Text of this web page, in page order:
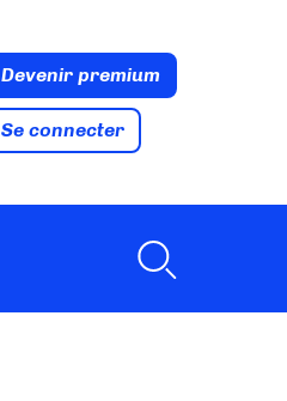
Devenir premium
Se connecter